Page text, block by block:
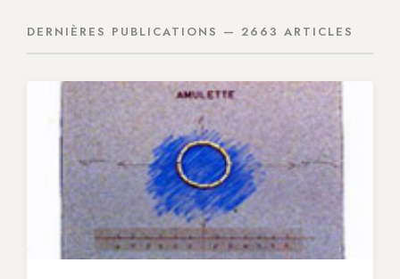
DERNIÈRES PUBLICATIONS — 2663 ARTICLES